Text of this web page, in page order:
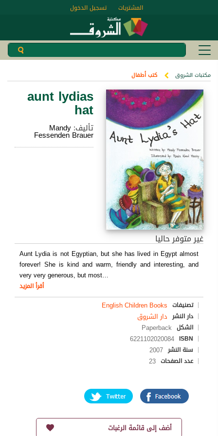
تسجيل الدخول المشتريات
مكتبات الشروق كتب أطفال
aunt lydias
hat
تأليف:Mandy
Fessenden Brauer
غير متوفر حاليا
Aunt Lydia is not Egyptian, but she has lived in Egypt almost
forever! She is kind and warm, friendly and interesting, and
very very generous, but most…
أقرأ المزيد
تصنيفات English Children Books
دار النشر دار الشروق
الشكل Paperback
ISBN
6221102020084
سنة النشر 2007
عدد الصفحات 23
أضف إلى قائمة الرغبات